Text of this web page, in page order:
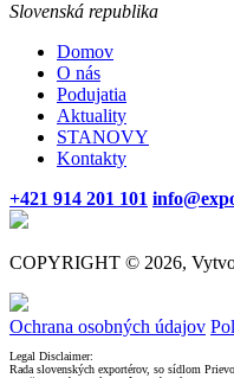
Slovenská republika
Domov
O nás
Podujatia
Aktuality
STANOVY
Kontakty
+421 914 201 101
COPYRIGHT © 2026,
Ochrana osobných údajov
Legal Disclaimer:
Rada slovenských exportérov, so sídlom